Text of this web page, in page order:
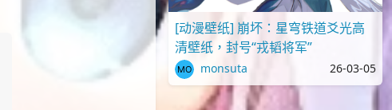
[动漫壁纸] 崩坏：星穹铁道爻光高
清壁纸，封号“戎韬将军”
monsuta 26-03-05